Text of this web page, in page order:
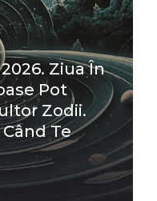
Ziua În
Pot
Zodii.
Te